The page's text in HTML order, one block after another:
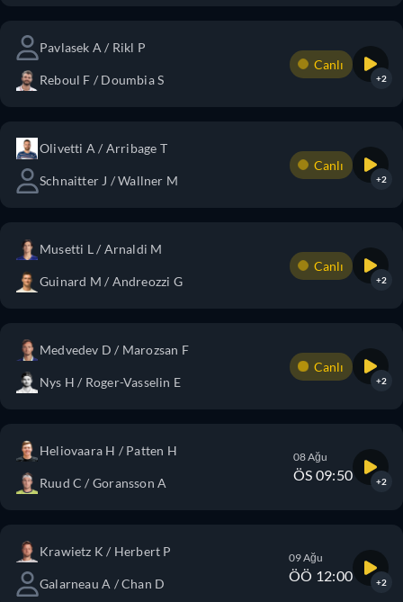
Pavlasek A / Rikl P
Reboul F / Doumbia S
Canlı
+2
Olivetti A / Arribage T
Schnaitter J / Wallner M
Canlı
+2
Musetti L / Arnaldi M
Guinard M / Andreozzi G
Canlı
+2
Medvedev D / Marozsan F
Nys H / Roger-Vasselin E
Canlı
+2
Heliovaara H / Patten H
Ruud C / Goransson A
08 Ağu
ÖS 09:50 +2
Krawietz K / Herbert P
Galarneau A / Chan D
09 Ağu
ÖÖ 12:00 +2